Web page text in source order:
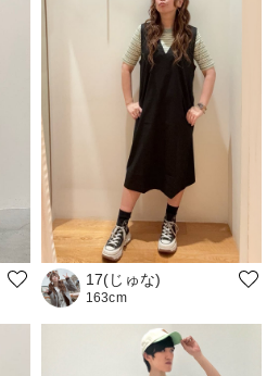
17(じゅな)
163cm